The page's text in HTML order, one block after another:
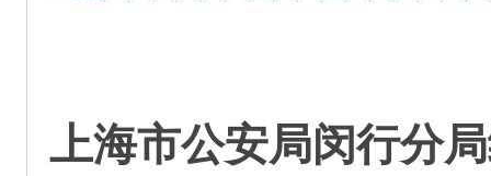
上海市公安局闵行分